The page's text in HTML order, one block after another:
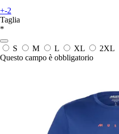
+-2
Taglia
*
S M L XL
2XL
Questo campo è obbligatorio